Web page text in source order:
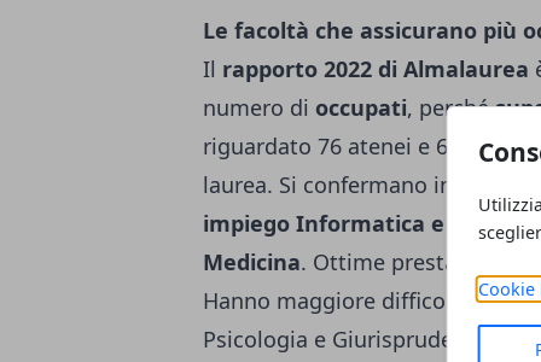
Cookie
Le facoltà che assicurano più
Il rapporto 2022 di Almalaurea
numero di occupati, perché
riguardato 76 atenei e 660 mila
laurea. Si confermano in cima
impiego Informatica e
Medicina. Ottime prestazioni
Hanno maggiore difficoltà
Psicologia e Giurisprudenza. Da